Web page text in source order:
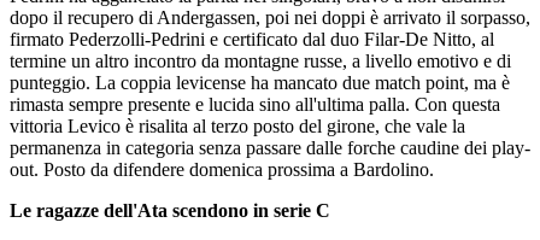
dopo il recupero di Andergassen, poi nei doppi è arrivato il sorpasso,
firmato Pederzolli-Pedrini e certificato dal duo Filar-De Nitto, al
termine un altro incontro da montagne russe, a livello emotivo e di
punteggio. La coppia levicense ha mancato due match point, ma è
rimasta sempre presente e lucida sino all'ultima palla. Con questa
vittoria Levico è risalita al terzo posto del girone, che vale la
permanenza in categoria senza passare dalle forche caudine dei play-
out. Posto da difendere domenica prossima a Bardolino.
Le ragazze dell'Ata scendono in serie C